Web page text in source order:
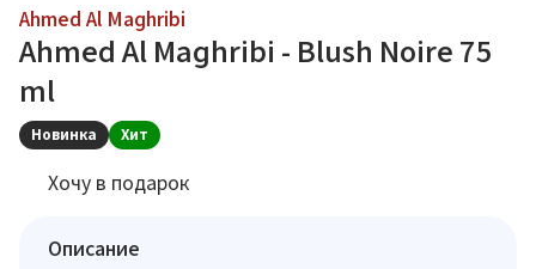
Ahmed Al Maghribi
Ahmed Al Maghribi - Blush Noire 75
ml
Новинка Хит
Хочу в подарок
Описание